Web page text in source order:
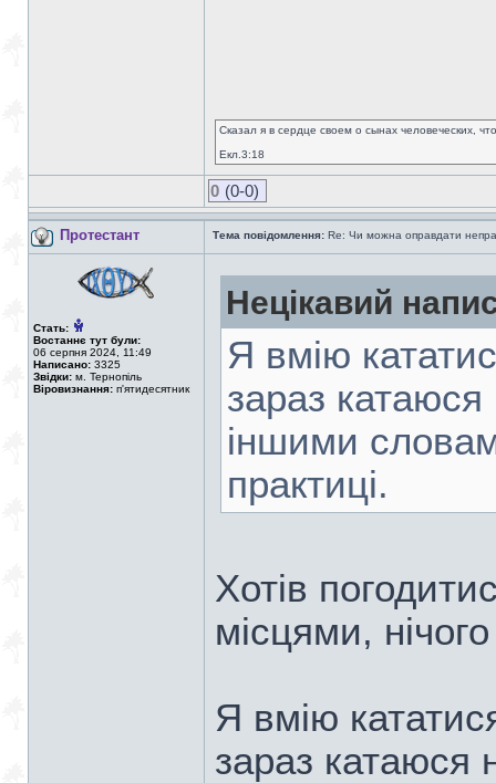
Сказал я в сердце своем о сынах человеческих,
Екл.3:18
0 (0-0)
Протестант Тема повідомлення: Re: Чи можна оправдати
Стать:
Востаннє тут були:
06 серпня 2024, 11:49
Написано: 3325
Звідки: м. Тернопіль
Віровизнання: п'ятидесятник
Нецікавий
Я вмію
зараз
іншими
практиці.
Хотів
місцями,
Я вмію
зараз